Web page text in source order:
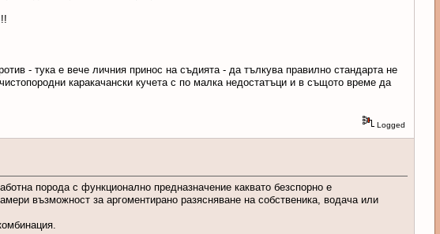
- тука е вече личния принос на съдията - да тълкува правилно стандарта не
каракачански кучета с по малка недостатъци и в същото време да
Logged
порода с функционално предназначение каквато безспорно е
възможност за аргоментирано разясняване на собственика, водача или